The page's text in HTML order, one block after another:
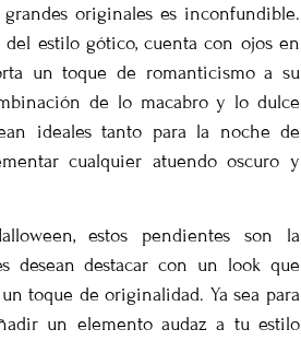
originales es inconfundible.
del estilo gótico, cuenta con ojos en
un toque de romanticismo a su
de lo macabro y lo dulce
ideales tanto para la noche de
cualquier atuendo oscuro y
estos pendientes son la
desean destacar con un look que
toque de originalidad. Ya sea para
un elemento audaz a tu estilo